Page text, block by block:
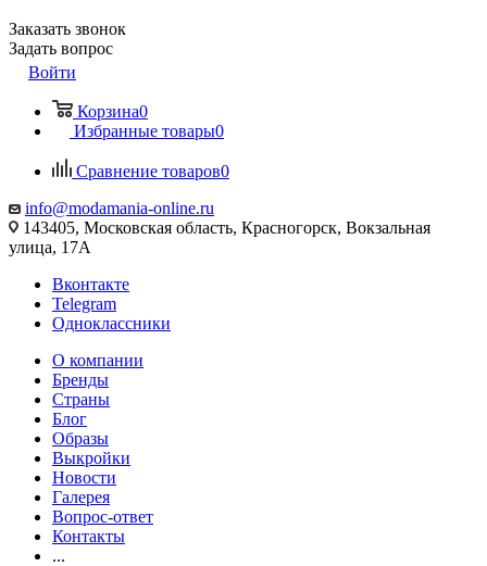
Заказать звонок
Задать вопрос
Войти
Корзина0
Избранные товары0
Сравнение товаров0
info@modamania-online.ru
143405, Московская область, Красногорск, Вокзальная
улица, 17А
Вконтакте
Telegram
Одноклассники
О компании
Бренды
Страны
Блог
Образы
Выкройки
Новости
Галерея
Вопрос-ответ
Контакты
...